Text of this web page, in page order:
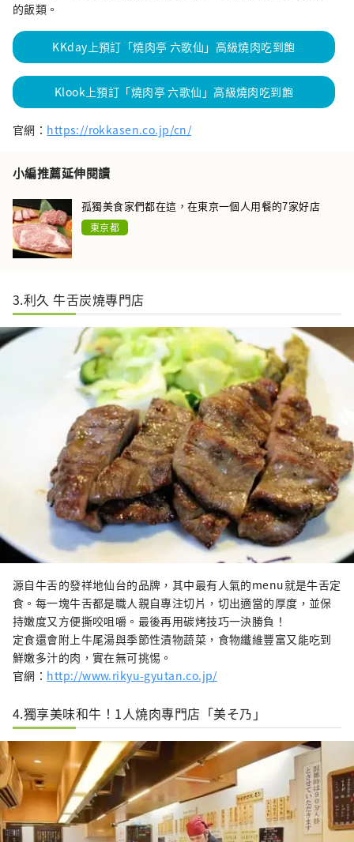
的飯類。
KKday上預訂「燒肉亭 六歌仙」高級燒肉吃到飽
Klook上預訂「燒肉亭 六歌仙」高級燒肉吃到飽
官網： https://rokkasen.co.jp/cn/
小編推薦延伸閱讀
孤獨美食家們都在這，在東京一個人用餐的7家好店
東京都
3.利久 牛舌炭燒專門店
源自牛舌的發祥地仙台的品牌，其中最有人氣的menu就是牛舌定
食。每一塊牛舌都是職人親自專注切片，切出適當的厚度，並保
持嫩度又方便撕咬咀嚼。最後再用碳烤技巧一決勝負！
定食還會附上牛尾湯與季節性漬物蔬菜，食物纖維豐富又能吃到
鮮嫩多汁的肉，實在無可挑惕。
官網： http://www.rikyu-gyutan.co.jp/
4.獨享美味和牛！1人燒肉專門店「美そ乃」